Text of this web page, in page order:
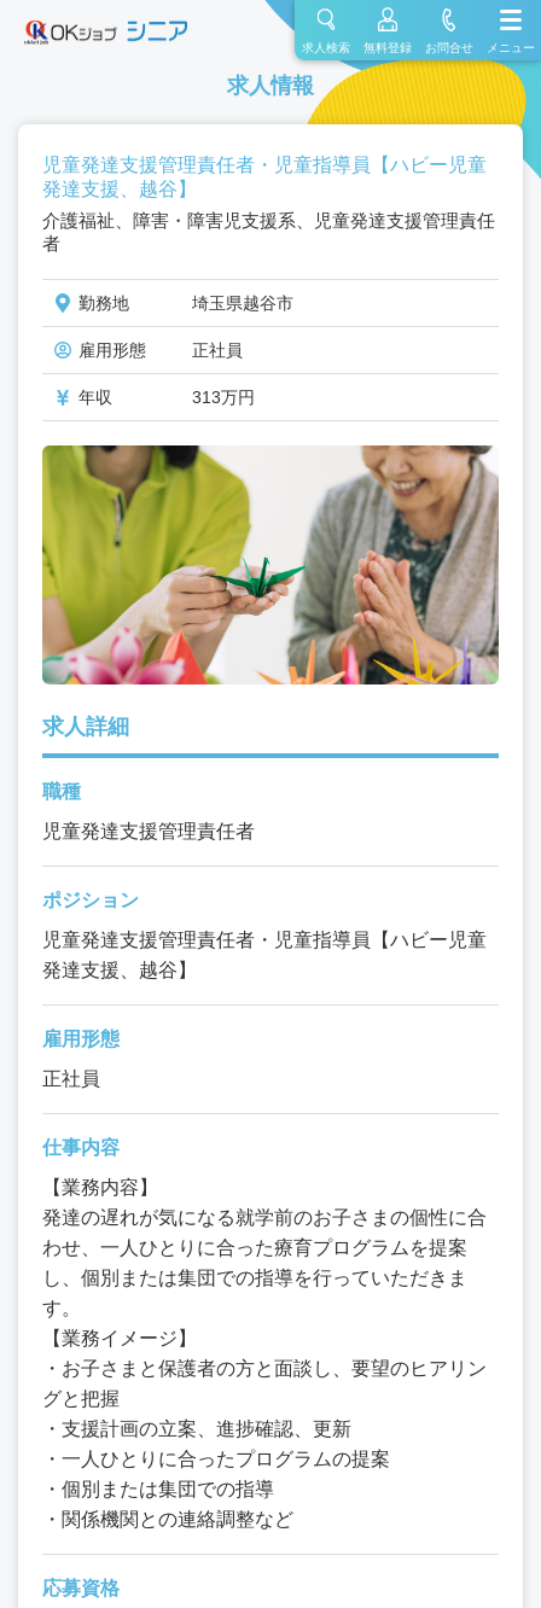
求人検索 無料登録 お問合せ メニュー
求人情報
児童発達支援管理責任者・児童指導員【ハビー児童
発達支援、越谷】
介護福祉、障害・障害児支援系、児童発達支援管理責任
者
勤務地 埼玉県越谷市
雇用形態 正社員
年収 313万円
求人詳細
職種
児童発達支援管理責任者
ポジション
児童発達支援管理責任者・児童指導員【ハビー児童
発達支援、越谷】
雇用形態
正社員
仕事内容
【業務内容】
発達の遅れが気になる就学前のお子さまの個性に合
わせ、一人ひとりに合った療育プログラムを提案
し、個別または集団での指導を行っていただきま
す。
【業務イメージ】
・お子さまと保護者の方と面談し、要望のヒアリン
グと把握
・支援計画の立案、進捗確認、更新
・一人ひとりに合ったプログラムの提案
・個別または集団での指導
・関係機関との連絡調整など
応募資格